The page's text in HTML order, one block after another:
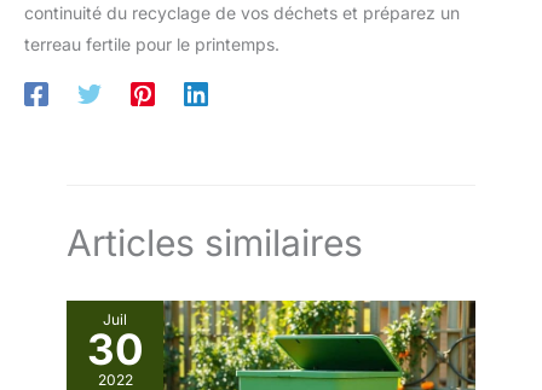
continuité du recyclage de vos déchets et préparez un
terreau fertile pour le printemps.
Articles similaires
Juil
30
2022